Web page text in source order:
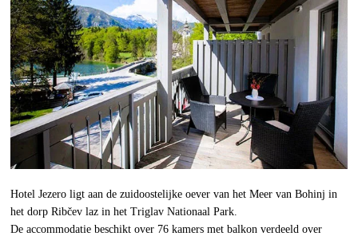
Hotel Jezero ligt aan de zuidoostelijke oever van het Meer van Bohinj in
het dorp Ribčev laz in het Triglav Nationaal Park.
De accommodatie beschikt over 76 kamers met balkon verdeeld over